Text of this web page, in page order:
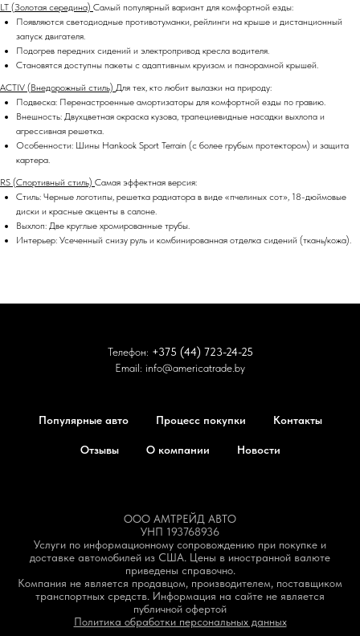
LT (Золотая середина) Самый популярный вариант для комфортной езды:
Появляются светодиодные противотуманки, рейлинги на крыше и дистанционный
запуск двигателя.
Подогрев передних сидений и электропривод кресла водителя.
Становятся доступны пакеты с адаптивным круизом и панорамной крышей.
ACTIV (Внедорожный стиль) Для тех, кто любит вылазки на природу:
Подвеска: Перенастроенные амортизаторы для комфортной езды по гравию.
Внешность: Двухцветная окраска кузова, трапециевидные насадки выхлопа и
агрессивная решетка.
Особенности: Шины Hankook Sport Terrain (с более грубым протектором) и защита
картера.
RS (Спортивный стиль) Самая эффектная версия:
Стиль: Черные логотипы, решетка радиатора в виде «пчелиных сот», 18-дюймовые
диски и красные акценты в салоне.
Выхлоп: Две круглые хромированные трубы.
Интерьер: Усеченный снизу руль и комбинированная отделка сидений (ткань/кожа).
Телефон: +375 (44) 723-24-25
Email: info@americatrade.by
Популярные авто Процесс покупки Контакты
Отзывы О компании Новости
ООО АМТРЕЙД АВТО
УНП 193768936
Услуги по информационному сопровождению при покупке и
доставке автомобилей из США. Цены в иностранной валюте
приведены справочно.
Компания не является продавцом, производителем, поставщиком
транспортных средств. Информация на сайте не является
публичной офертой
Политика обработки персональных данных